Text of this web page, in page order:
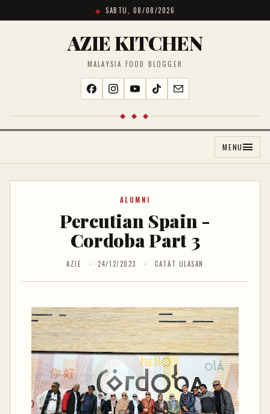
SABTU, 08/08/2026
AZIE KITCHEN
MALAYSIA FOOD BLOGGER
◆ ◆ ◆
MENU
ALUMNI
Percutian Spain -
Cordoba Part 3
AZIE 24/12/2023 CATAT ULASAN